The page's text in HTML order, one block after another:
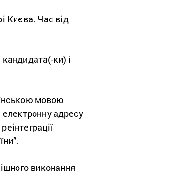
Києва. Час від
ки) і
мовою
електронну адресу
виконання